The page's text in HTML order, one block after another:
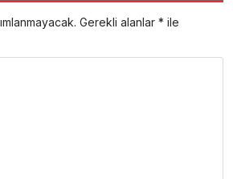
Gerekli alanlar * ile